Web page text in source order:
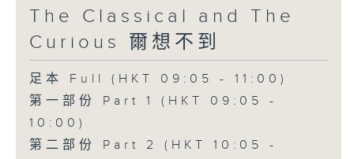
The Classical and The
Curious 爾想不到
足本 Full (HKT 09:05 - 11:00)
第一部份 Part 1 (HKT 09:05 -
10:00)
第二部份 Part 2 (HKT 10:05 -